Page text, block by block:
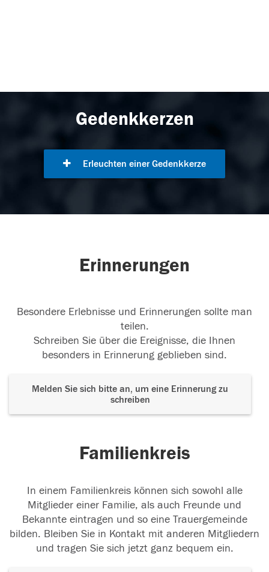
Gedenkkerzen
Erleuchten einer Gedenkkerze
Erinnerungen
Besondere Erlebnisse und Erinnerungen sollte man
teilen.
Schreiben Sie über die Ereignisse, die Ihnen
besonders in Erinnerung geblieben sind.
Melden Sie sich bitte an, um eine Erinnerung zu
schreiben
Familienkreis
In einem Familienkreis können sich sowohl alle
Mitglieder einer Familie, als auch Freunde und
Bekannte eintragen und so eine Trauergemeinde
bilden. Bleiben Sie in Kontakt mit anderen Mitgliedern
und tragen Sie sich jetzt ganz bequem ein.